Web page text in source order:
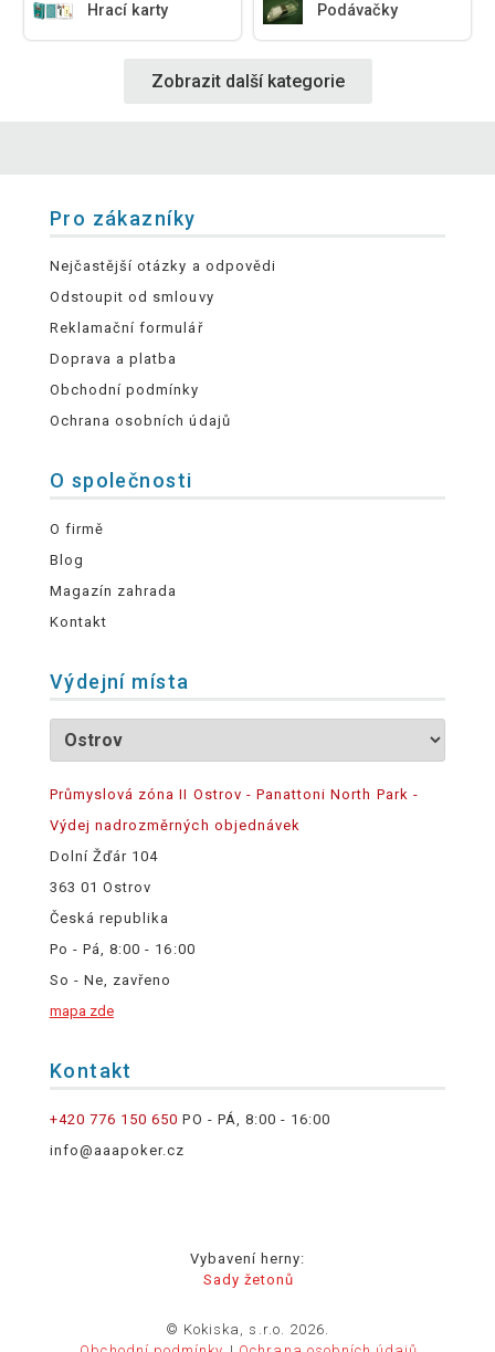
Hrací karty Podávačky
Zobrazit další kategorie
Pro zákazníky
Nejčastější otázky a odpovědi
Odstoupit od smlouvy
Reklamační formulář
Doprava a platba
Obchodní podmínky
Ochrana osobních údajů
O společnosti
O firmě
Blog
Magazín zahrada
Kontakt
Výdejní místa
Průmyslová zóna II Ostrov - Panattoni North Park -
Výdej nadrozměrných objednávek
Dolní Žďár 104
363 01 Ostrov
Česká republika
Po - Pá, 8:00 - 16:00
So - Ne, zavřeno
mapa zde
Kontakt
+420 776 150 650 PO - PÁ, 8:00 - 16:00
info@aaapoker.cz
Vybavení herny:
Sady žetonů
© Kokiska, s.r.o. 2026.